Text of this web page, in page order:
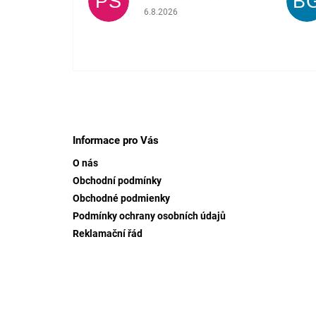
Hodnocení obchodu je 5 z 5 hvězdiček.
6.8.2026
Informace pro Vás
O nás
Obchodní podmínky
Obchodné podmienky
Podmínky ochrany osobních údajů
Reklamační řád